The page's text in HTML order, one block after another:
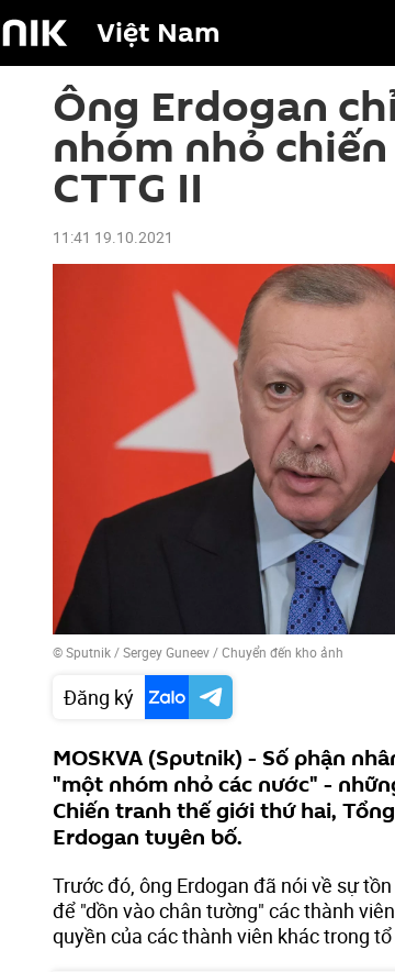
Việt Nam
Ông Erdogan
nhóm nhỏ
CTTG II
11:41 19.10.2021
© Sputnik / Sergey Guneev/Chuyển đến kho ảnh
Đăng ký
MOSKVA (Sputnik) - Số phận
"một nhóm nhỏ các nước" -
Chiến tranh thế giới thứ hai,
Erdogan tuyên bố.
Trước đó, ông Erdogan đã nói về sự
để "dồn vào chân tường" các thành
quyền của các thành viên khác trong